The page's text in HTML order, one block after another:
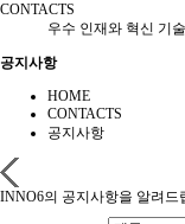
CONTACTS
우수 인재와 혁신 기
공지사항
HOME
CONTACTS
공지사항
INNO6의 공지사항을 알려드